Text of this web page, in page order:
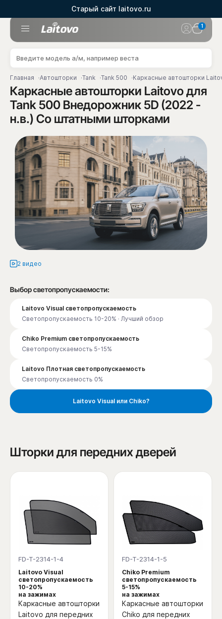
Старый сайт laitovo.ru
1
Главная Автошторки Tank Tank 500 Каркасные автошторки
Каркасные автошторки Laitovo для
Tank 500 Внедорожник 5D (2022 -
н.в.) Со штатными шторками
2 видео
Выбор светопропускаемости:
Laitovo Visual светопропускаемость
Светопропускаемость 10-20% · Лучший обзор
Chiko Premium светопропускаемость
Светопропускаемость 5-15%
Laitovo Плотная светопропускаемость
Светопропускаемость 0%
Laitovo Visual или Chiko?
Шторки для передних дверей
FD-T-2314-1-4
Laitovo Visual
светопропускаемость
10-20%
на зажимах
Каркасные автошторки
Laitovo для передних
FD-T-2314-1-5
Chiko Premium
светопропускаемость
5-15%
на зажимах
Каркасные автошторки
Chiko для передних